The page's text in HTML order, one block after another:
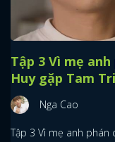
Tập 3 Vì mẹ
Huy gặp Tam
Nga Cao
Tập 3 Vì mẹ anh phán